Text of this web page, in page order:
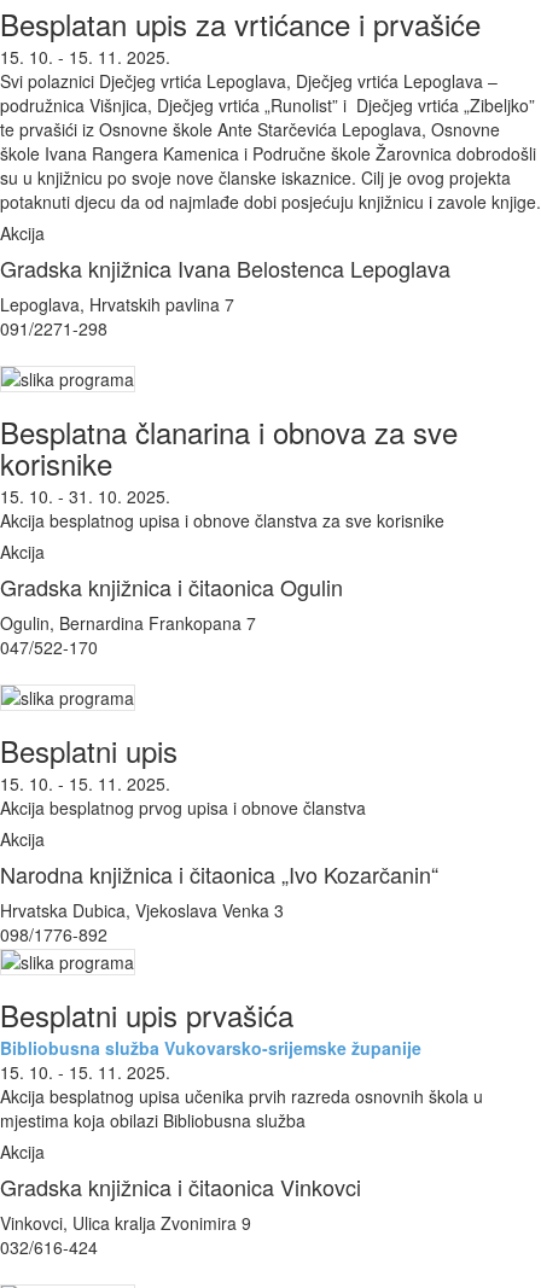
Besplatan upis za vrtićance i prvašiće
15. 10. - 15. 11. 2025.
Svi polaznici Dječjeg vrtića Lepoglava, Dječjeg vrtića Lepoglava –
podružnica Višnjica, Dječjeg vrtića „Runolist” i Dječjeg vrtića „Zibeljko”
te prvašići iz Osnovne škole Ante Starčevića Lepoglava, Osnovne
škole Ivana Rangera Kamenica i Područne škole Žarovnica dobrodošli
su u knjižnicu po svoje nove članske iskaznice. Cilj je ovog projekta
potaknuti djecu da od najmlađe dobi posjećuju knjižnicu i zavole knjige.
Akcija
Gradska knjižnica Ivana Belostenca Lepoglava
Lepoglava, Hrvatskih pavlina 7
091/2271-298
Besplatna članarina i obnova za sve
korisnike
15. 10. - 31. 10. 2025.
Akcija besplatnog upisa i obnove članstva za sve korisnike
Akcija
Gradska knjižnica i čitaonica Ogulin
Ogulin, Bernardina Frankopana 7
047/522-170
Besplatni upis
15. 10. - 15. 11. 2025.
Akcija besplatnog prvog upisa i obnove članstva
Akcija
Narodna knjižnica i čitaonica „Ivo Kozarčanin“
Hrvatska Dubica, Vjekoslava Venka 3
098/1776-892
Besplatni upis prvašića
Bibliobusna služba Vukovarsko-srijemske županije
15. 10. - 15. 11. 2025.
Akcija besplatnog upisa učenika prvih razreda osnovnih škola u
mjestima koja obilazi Bibliobusna služba
Akcija
Gradska knjižnica i čitaonica Vinkovci
Vinkovci, Ulica kralja Zvonimira 9
032/616-424